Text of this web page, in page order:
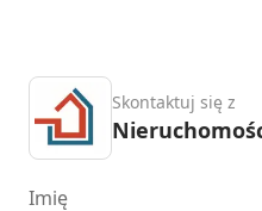
Skontaktuj się z